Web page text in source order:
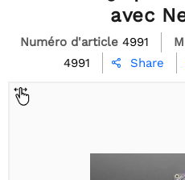
avec
Numéro d'article 4991
4991
 Share